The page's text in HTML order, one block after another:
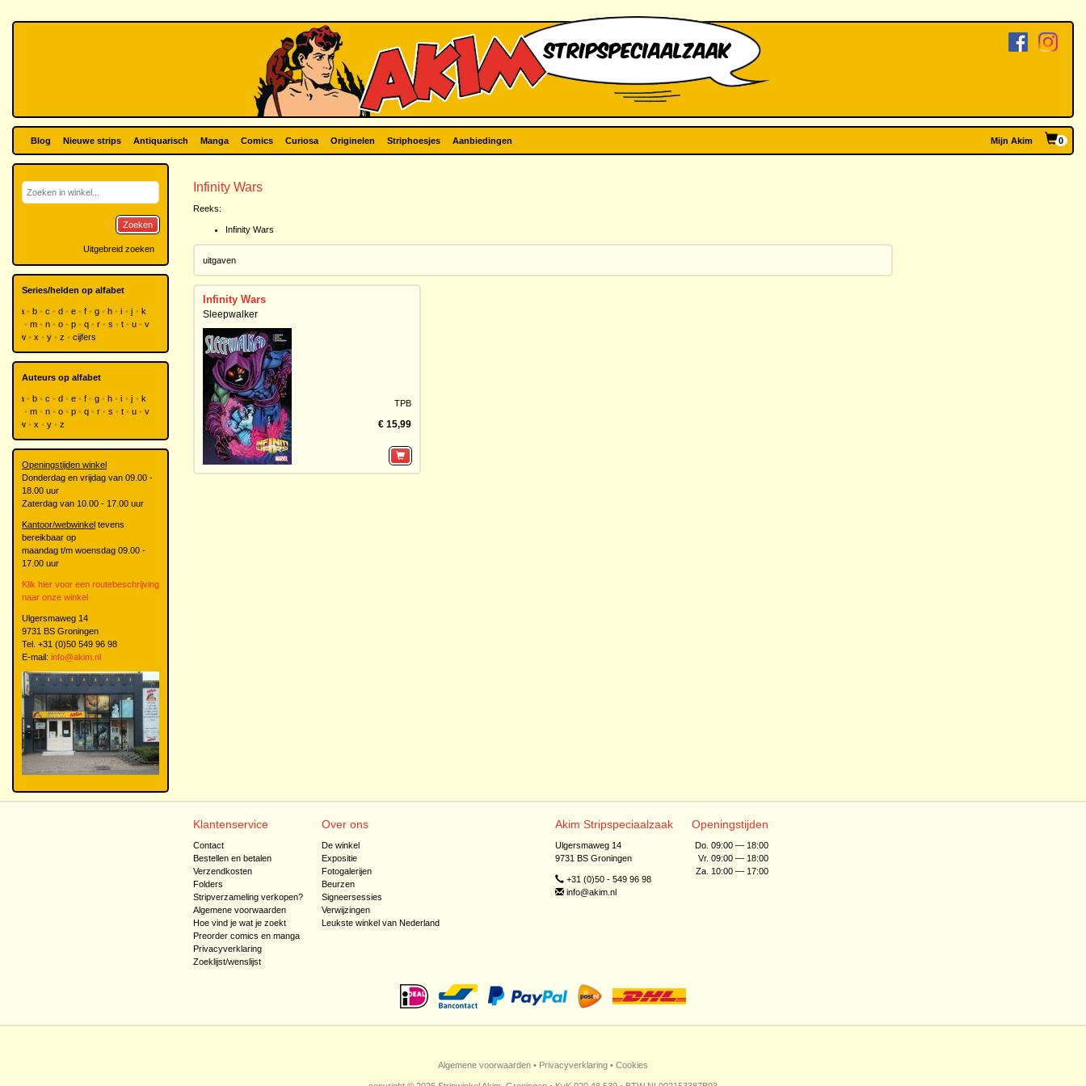
Blog Nieuwe strips Antiquarisch Manga Comics Curiosa Originelen Striphoesjes Aanbiedingen Mijn Akim 0
Infinity Wars
Reeks:
Infinity Wars
uitgaven
Infinity Wars
Sleepwalker
TPB
€ 15,99
Zoeken
Uitgebreid zoeken
Series/helden op alfabet
a b c d e f g h i j
k
m n o p q r s t u
v
w
x y z cijfers
Auteurs op alfabet
a b c d e f g h i j
k
m n o p q r s t u
v
w
x y z
Openingstijden winkel
Donderdag en vrijdag van 09.00 -
18.00 uur
Zaterdag van 10.00 - 17.00 uur
Kantoor/webwinkel tevens
bereikbaar op
maandag t/m woensdag 09.00 -
17.00 uur
Klik hier voor een routebeschrijving
naar onze winkel
Ulgersmaweg 14
9731 BS Groningen
Tel. +31 (0)50 549 96 98
E-mail: info@akim.nl
Klantenservice
Contact
Bestellen en betalen
Verzendkosten
Folders
Stripverzameling verkopen?
Algemene voorwaarden
Hoe vind je wat je zoekt
Preorder comics en manga
Privacyverklaring
Zoeklijst/wenslijst
Over ons
De winkel
Expositie
Fotogalerijen
Beurzen
Signeersessies
Verwijzingen
Leukste winkel van Nederland
Akim Stripspeciaalzaak
Ulgersmaweg 14
9731 BS Groningen
+31 (0)50 - 549 96 98
info@akim.nl
Openingstijden
Do. 09:00 — 18:00
Vr. 09:00 — 18:00
Za. 10:00 — 17:00
Algemene voorwaarden • Privacyverklaring • Cookies